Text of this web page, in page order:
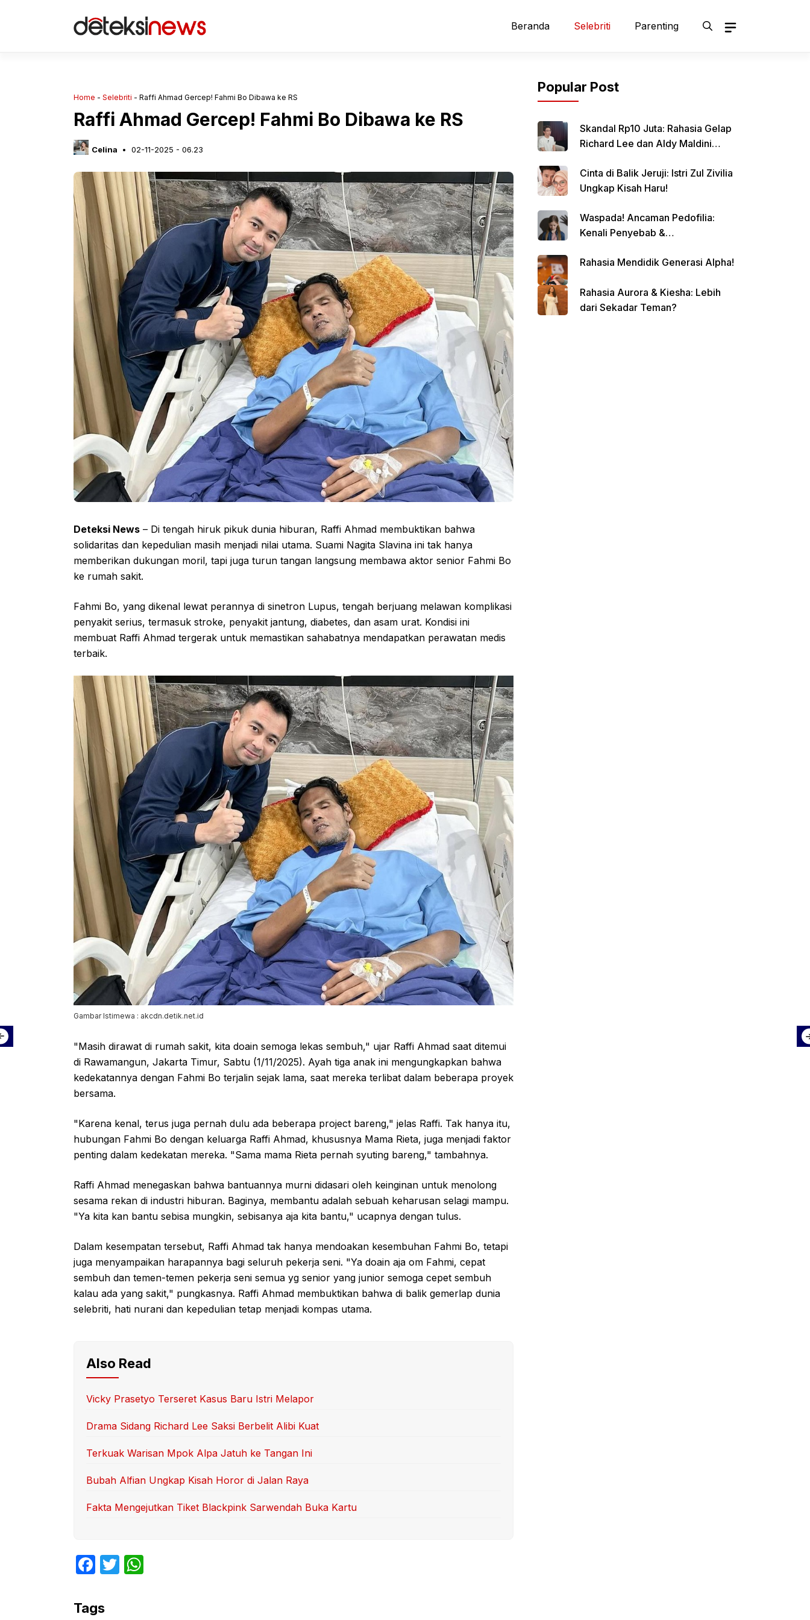
Beranda Selebriti Parenting
Home - Selebriti - Raffi Ahmad Gercep! Fahmi Bo Dibawa ke RS
Raffi Ahmad Gercep! Fahmi Bo Dibawa ke RS
Celina 02-11-2025 - 06.23
Deteksi News – Di tengah hiruk pikuk dunia hiburan, Raffi Ahmad membuktikan bahwa
solidaritas dan kepedulian masih menjadi nilai utama. Suami Nagita Slavina ini tak hanya
memberikan dukungan moril, tapi juga turun tangan langsung membawa aktor senior Fahmi Bo
ke rumah sakit.
Fahmi Bo, yang dikenal lewat perannya di sinetron Lupus, tengah berjuang melawan komplikasi
penyakit serius, termasuk stroke, penyakit jantung, diabetes, dan asam urat. Kondisi ini
membuat Raffi Ahmad tergerak untuk memastikan sahabatnya mendapatkan perawatan medis
terbaik.
Gambar Istimewa : akcdn.detik.net.id
"Masih dirawat di rumah sakit, kita doain semoga lekas sembuh," ujar Raffi Ahmad saat ditemui
di Rawamangun, Jakarta Timur, Sabtu (1/11/2025). Ayah tiga anak ini mengungkapkan bahwa
kedekatannya dengan Fahmi Bo terjalin sejak lama, saat mereka terlibat dalam beberapa proyek
bersama.
"Karena kenal, terus juga pernah dulu ada beberapa project bareng," jelas Raffi. Tak hanya itu,
hubungan Fahmi Bo dengan keluarga Raffi Ahmad, khususnya Mama Rieta, juga menjadi faktor
penting dalam kedekatan mereka. "Sama mama Rieta pernah syuting bareng," tambahnya.
Raffi Ahmad menegaskan bahwa bantuannya murni didasari oleh keinginan untuk menolong
sesama rekan di industri hiburan. Baginya, membantu adalah sebuah keharusan selagi mampu.
"Ya kita kan bantu sebisa mungkin, sebisanya aja kita bantu," ucapnya dengan tulus.
Dalam kesempatan tersebut, Raffi Ahmad tak hanya mendoakan kesembuhan Fahmi Bo, tetapi
juga menyampaikan harapannya bagi seluruh pekerja seni. "Ya doain aja om Fahmi, cepat
sembuh dan temen-temen pekerja seni semua yg senior yang junior semoga cepet sembuh
kalau ada yang sakit," pungkasnya. Raffi Ahmad membuktikan bahwa di balik gemerlap dunia
selebriti, hati nurani dan kepedulian tetap menjadi kompas utama.
Also Read
Vicky Prasetyo Terseret Kasus Baru Istri Melapor
Drama Sidang Richard Lee Saksi Berbelit Alibi Kuat
Terkuak Warisan Mpok Alpa Jatuh ke Tangan Ini
Bubah Alfian Ungkap Kisah Horor di Jalan Raya
Fakta Mengejutkan Tiket Blackpink Sarwendah Buka Kartu
F
c
T
Tags
Popular Post
Skandal Rp10 Juta: Rahasia Gelap
Richard Lee dan Aldy Maldini
Cinta di Balik Jeruji: Istri Zul Zivilia
Ungkap Kisah Haru!
Waspada! Ancaman Pedofilia:
Kenali Penyebab &
Rahasia Mendidik Generasi Alpha!
Rahasia Aurora & Kiesha: Lebih
dari Sekadar Teman?